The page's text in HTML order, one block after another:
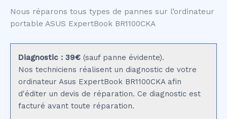
Nous réparons tous types de pannes sur l’ordinateur
portable ASUS ExpertBook BR1100CKA
Diagnostic : 39€ (sauf panne évidente).
Nos techniciens réalisent un diagnostic de votre
ordinateur Asus ExpertBook BR1100CKA afin
d'éditer un devis de réparation. Ce diagnostic est
facturé avant toute réparation.